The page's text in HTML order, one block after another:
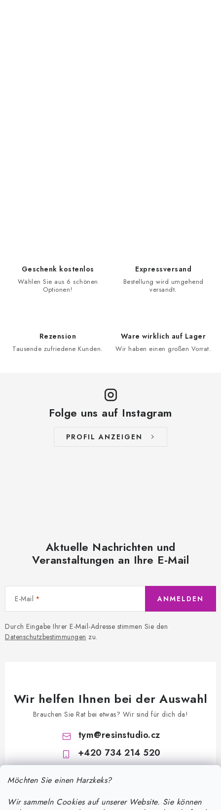
Möchten Sie einen Harzkeks?
Wir sammeln Cookies auf unserer Website. Sie können
Geschenk kostenlos
Wählen Sie aus 6 schönen
Optionen!
Expressversand
Bestellung wird umgehend
versandt.
Rezension
Tausende zufriedene Kunden.
Ware wirklich auf Lager
Wir haben einen großen Vorrat.
Folge uns auf Instagram
PROFIL ANZEIGEN
Aktuelle Nachrichten und
Veranstaltungen an Ihre E-Mail
E-Mail
Durch Eingabe Ihrer E-Mail-Adresse stimmen Sie den
Datenschutzbestimmungen zu.
ANMELDEN
Wir helfen Ihnen bei der Auswahl
Brauchen Sie Rat bei etwas? Wir sind für dich da!
tym@resinstudio.cz
+420 734 214 520